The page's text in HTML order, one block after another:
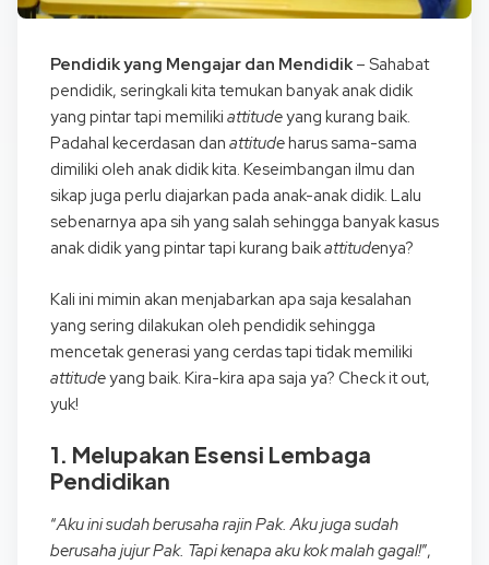
Pendidik yang Mengajar dan Mendidik– Sahabat
pendidik, seringkali kita temukan banyak anak didik
yang pintar tapi memiliki attitudeyang kurang baik.
Padahal kecerdasan dan attitudeharus sama-sama
dimiliki oleh anak didik kita. Keseimbangan ilmu dan
sikap juga perlu diajarkan pada anak-anak didik. Lalu
sebenarnya apa sih yang salah sehingga banyak kasus
anak didik yang pintar tapi kurang baikattitudenya?
Kali ini mimin akan menjabarkan apa saja kesalahan
yang sering dilakukan oleh pendidik sehingga
mencetak generasi yang cerdas tapi tidak memiliki
attitudeyang baik. Kira-kira apa saja ya? Check it out,
yuk!
1. Melupakan Esensi Lembaga
Pendidikan
“Aku ini sudah berusaha rajin Pak. Aku juga sudah
berusaha jujur Pak. Tapi kenapa aku kok malah gagal!”,